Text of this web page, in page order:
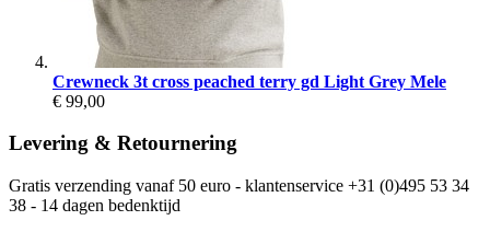
Crewneck 3t cross peached terry gd Light Grey Mele
€ 99,00
Levering & Retournering
Gratis verzending vanaf 50 euro - klantenservice +31 (0)495 53 34
38 - 14 dagen bedenktijd